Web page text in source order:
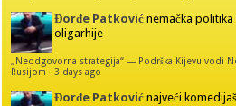
Đorđe Patković nemačka
oligarhije
„Neodgovorna strategija“ — Podrška Kijevu vodi
Rusijom ·3 days ago
Đorđe Patković najveći